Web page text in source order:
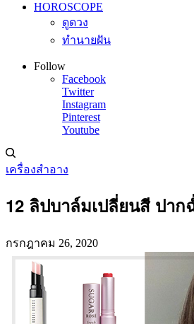
HOROSCOPE
ดูดวง
ทำนายฝัน
Follow
Facebook
Twitter
Instagram
Pinterest
Youtube
เครื่องสำอาง
12 ลิปบาล์มเปลี่ยนสี ปาก
กรกฎาคม 26, 2020